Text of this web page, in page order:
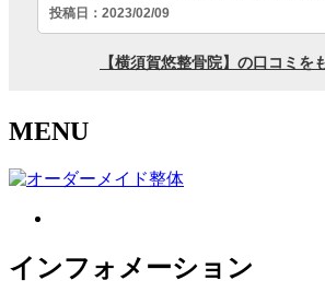
MENU
インフォメーション